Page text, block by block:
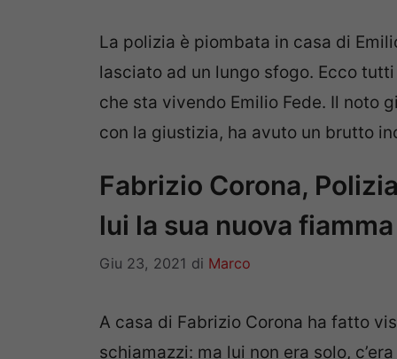
La polizia è piombata in casa di
lasciato ad un lungo sfogo. Ecco
che sta vivendo Emilio Fede. Il noto
con la giustizia, ha avuto un brutto
Fabrizio Corona,
lui la sua nuova fiamma
Giu 23, 2021 di Marco
A casa di Fabrizio Corona ha fatto
schiamazzi: ma lui non era solo,